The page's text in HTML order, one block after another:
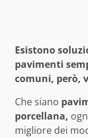
Esistono
pavimenti
comuni, però,
Che siano
porcellana,
migliore dei